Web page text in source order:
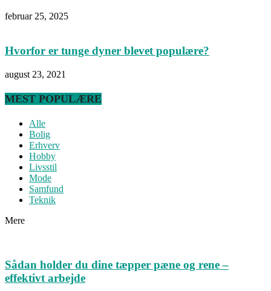
februar 25, 2025
Hvorfor er tunge dyner blevet populære?
august 23, 2021
MEST POPULÆRE
Alle
Bolig
Erhverv
Hobby
Livsstil
Mode
Samfund
Teknik
Mere
Sådan holder du dine tæpper pæne og rene –
effektivt arbejde